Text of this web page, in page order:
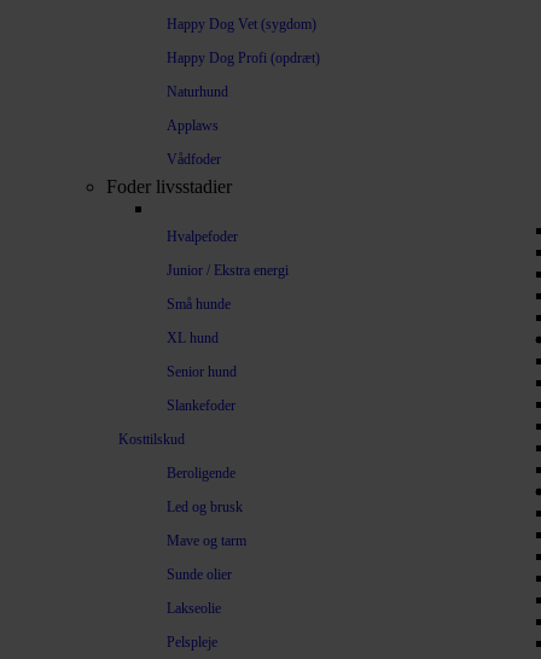
Happy Dog Vet (sygdom)
Happy Dog Profi (opdræt)
Naturhund
Applaws
Vådfoder
Foder livsstadier
Hvalpefoder
Junior / Ekstra energi
Små hunde
XL hund
Senior hund
Slankefoder
Kosttilskud
Beroligende
Led og brusk
Mave og tarm
Sunde olier
Lakseolie
Pelspleje